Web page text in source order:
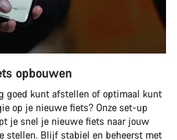
opbouwen
goed kunt afstellen of optimaal kunt
op je nieuwe fiets? Onze set-up
je snel je nieuwe fiets naar jouw
stellen. Blijf stabiel en beheerst met